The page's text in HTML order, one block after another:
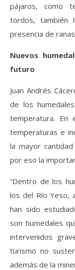
pájaros, como
tordos, también
presencia de
Nuevos
futuro
Juan Andrés
de los
temperatura. En
temperaturas e
la mayor
por eso la
“Dentro de los
los del Río Yeso,
han sido
son humedales
intervenidos
turismo no
además de la